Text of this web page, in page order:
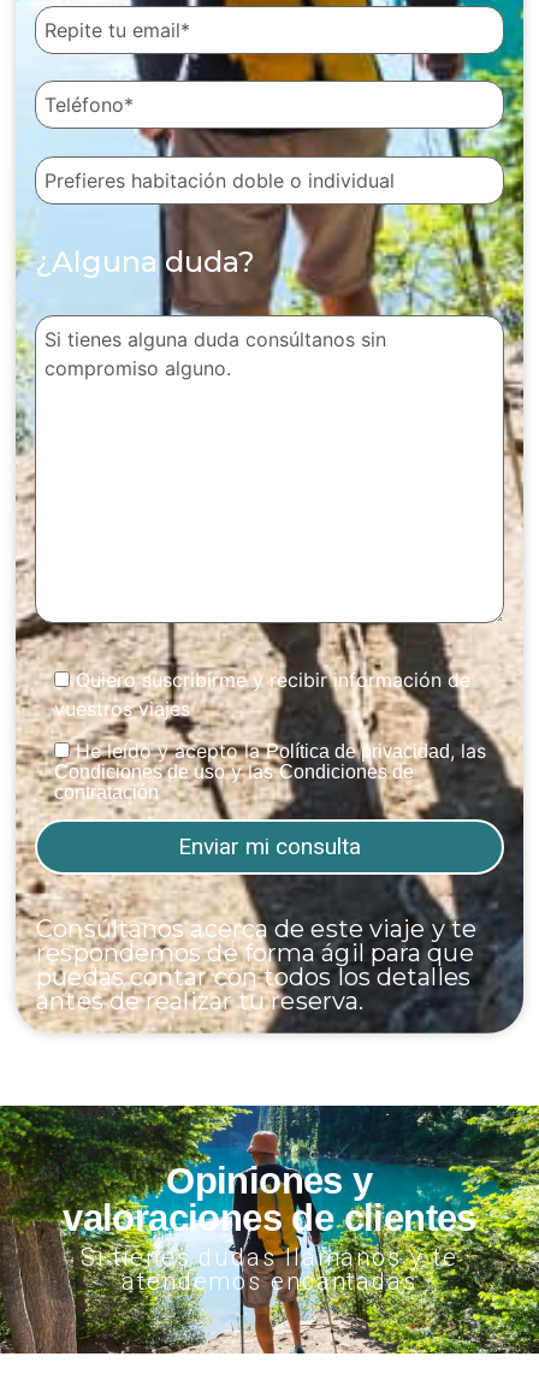
¿Alguna duda?
Quiero suscribirme y recibir información de
vuestros viajes
He leído y acepto laPolítica de privacidad , las
Condiciones de uso y lasCondiciones de
contratación
Consúltanos acerca de este viaje y te
respondemos de forma ágil para que
puedas contar con todos los detalles
antes de realizar tu reserva.
Opiniones y
valoraciones de clientes
Si tienes dudas llámanos y te
atendemos encantadas